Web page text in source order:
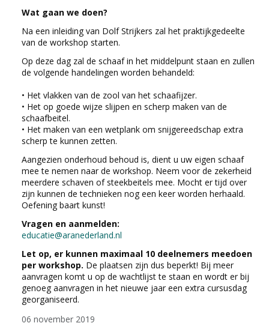
Wat gaan we doen?
Na een inleiding van Dolf Strijkers zal het praktijkgedeelte
van de workshop starten.
Op deze dag zal de schaaf in het middelpunt staan en zullen
de volgende handelingen worden behandeld:
• Het vlakken van de zool van het schaafijzer.
• Het op goede wijze slijpen en scherp maken van de
schaafbeitel.
• Het maken van een wetplank om snijgereedschap extra
scherp te kunnen zetten.
Aangezien onderhoud behoud is, dient u uw eigen schaaf
mee te nemen naar de workshop. Neem voor de zekerheid
meerdere schaven of steekbeitels mee. Mocht er tijd over
zijn kunnen de technieken nog een keer worden herhaald.
Oefening baart kunst!
Vragen en aanmelden:
educatie@aranederland.nl
Let op, er kunnen maximaal 10 deelnemers meedoen
per workshop. De plaatsen zijn dus beperkt! Bij meer
aanvragen komt u op de wachtlijst te staan en wordt er bij
genoeg aanvragen in het nieuwe jaar een extra cursusdag
georganiseerd.
06 november 2019